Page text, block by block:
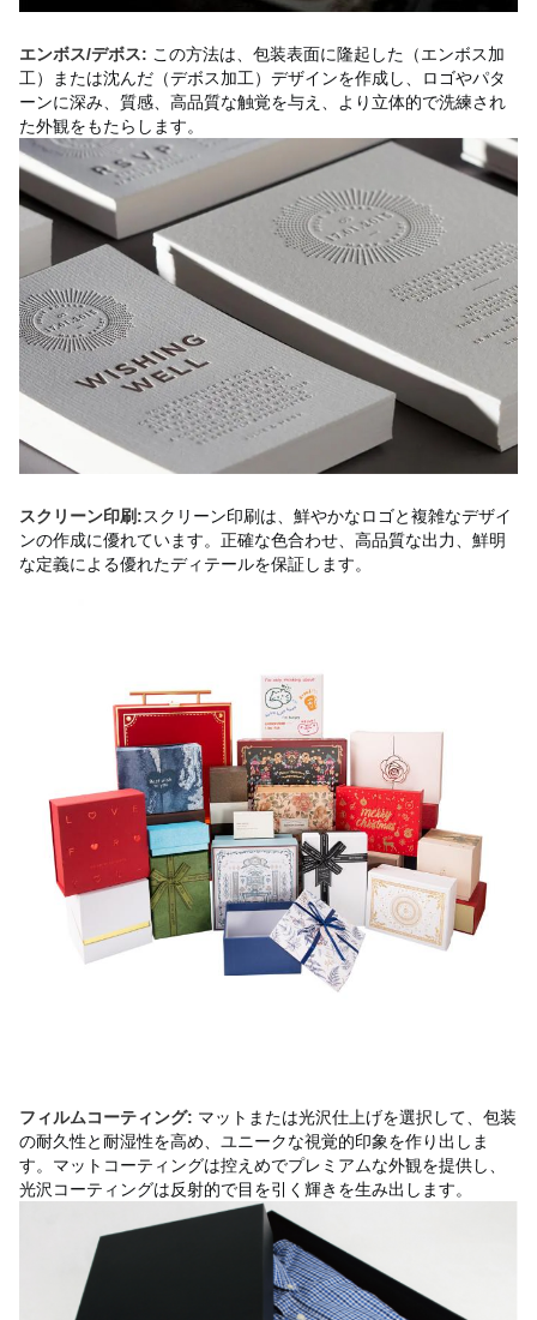
エンボス/デボス: この方法は、包装表面に隆起した（エンボス加
工）または沈んだ（デボス加工）デザインを作成し、ロゴやパタ
ーンに深み、質感、高品質な触覚を与え、より立体的で洗練され
た外観をもたらします。
スクリーン印刷:スクリーン印刷は、鮮やかなロゴと複雑なデザイ
ンの作成に優れています。正確な色合わせ、高品質な出力、鮮明
な定義による優れたディテールを保証します。
フィルムコーティング: マットまたは光沢仕上げを選択して、包装
の耐久性と耐湿性を高め、ユニークな視覚的印象を作り出しま
す。マットコーティングは控えめでプレミアムな外観を提供し、
光沢コーティングは反射的で目を引く輝きを生み出します。